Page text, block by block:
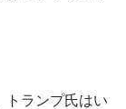
トランプ氏はい